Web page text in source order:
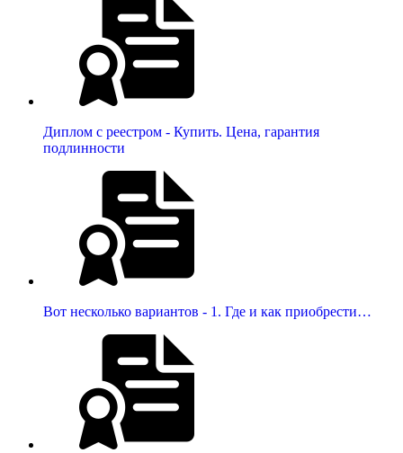
Диплом с реестром - Купить. Цена, гарантия
подлинности
Вот несколько вариантов - 1. Где и как приобрести…